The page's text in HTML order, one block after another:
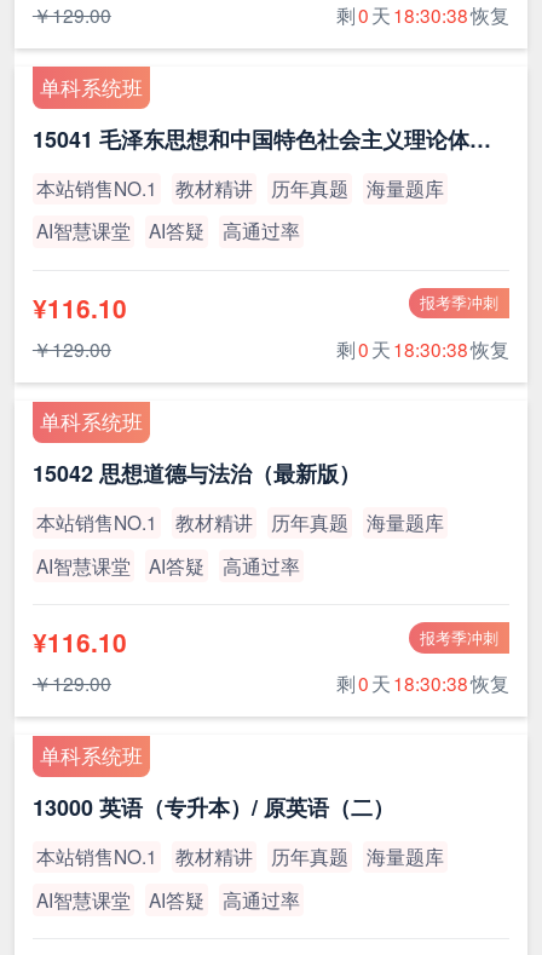
￥129.00 剩0天18:30:38恢复
单科系统班
15041 毛泽东思想和中国特色社会主义理论体系概论（最新版）
本站销售NO.1 教材精讲 历年真题
海量题库
AI智慧课堂
AI答疑 高通过率
报考季冲刺
¥116.10
￥129.00 剩0天18:30:38恢复
单科系统班
15042 思想道德与法治（最新版）
本站销售NO.1 教材精讲 历年真题
海量题库
AI智慧课堂
AI答疑 高通过率
报考季冲刺
¥116.10
￥129.00 剩0天18:30:38恢复
单科系统班
13000 英语（专升本）/ 原英语（二）
本站销售NO.1 教材精讲 历年真题
海量题库
AI智慧课堂
AI答疑 高通过率